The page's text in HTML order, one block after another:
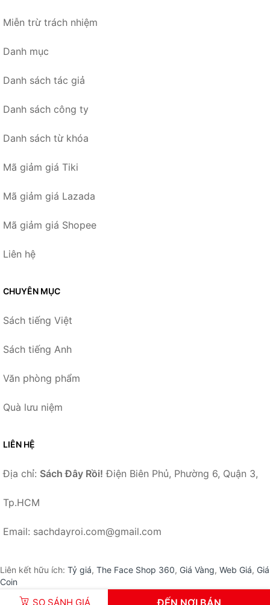
SO SÁNH GIÁ ĐẾN NƠI BÁN
Miễn trừ trách nhiệm
Danh mục
Danh sách tác giả
Danh sách công ty
Danh sách từ khóa
Mã giảm giá Tiki
Mã giảm giá Lazada
Mã giảm giá Shopee
Liên hệ
CHUYÊN MỤC
Sách tiếng Việt
Sách tiếng Anh
Văn phòng phẩm
Quà lưu niệm
LIÊN HỆ
Địa chỉ: Sách Đây Rồi! Điện Biên Phủ, Phường 6, Quận 3,
Tp.HCM
Email: sachdayroi.com@gmail.com
Liên kết hữu ích: Tỷ giá, The Face Shop 360, Giá Vàng, Web Giá, Giá
Coin